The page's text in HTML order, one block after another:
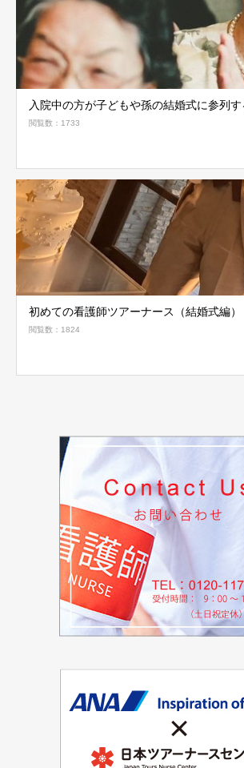
入院中の方が子どもや孫の結婚式に参列す
閲覧数：1733
初めての看護師ツアーナース（結婚式編）
閲覧数：1824